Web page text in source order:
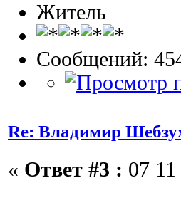
Житель
Сообщений:
Re: Владимир
« Ответ #3 : 07